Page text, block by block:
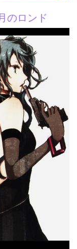
のロンド